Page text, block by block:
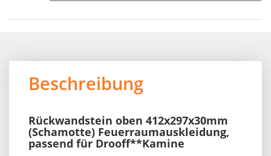
Beschreibung
Rückwandstein oben 412x297x30mm
(Schamotte) Feuerraumauskleidung,
passend für Drooff**Kamine